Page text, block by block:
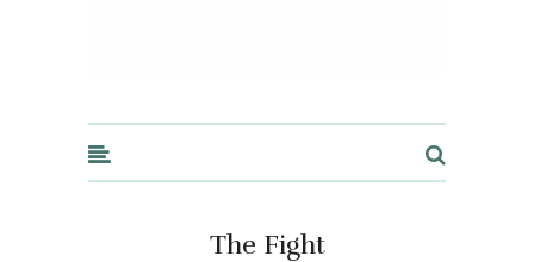
The Fight